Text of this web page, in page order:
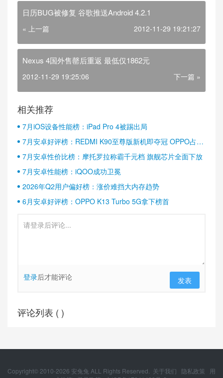
日历BUG被修复 谷歌推送Android 4.2.1
« 上一篇 2012-11-29 19:21:27
Nexus 4国外售罄后重返 最低仅1862元
2012-11-29 19:25:06 下一篇 »
相关推荐
7月iOS设备性能榜：iPad Pro 4被踢出局
7月安卓好评榜：REDMI K90至尊版新机即夺冠 OPPO占据
半壁江山
7月安卓性价比榜：摩托罗拉称霸千元档 旗舰芯片全面下放
7月安卓性能榜：iQOO成功卫冕
2026年Q2用户偏好榜：涨价难挡大内存趋势
6月安卓好评榜：OPPO K13 Turbo 5G拿下榜首
登录后才能评论 发表
评论列表 ( )
Copyright© 2010-2026 安兔兔 ALL Rights Reserved. 关于我们 隐私政策
用